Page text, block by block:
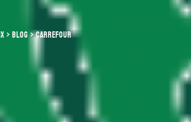
>BLOG>CARREFOUR